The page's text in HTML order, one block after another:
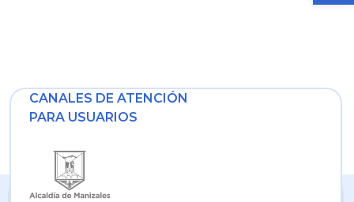
CANALES DE ATENCIÓN
PARA USUARIOS